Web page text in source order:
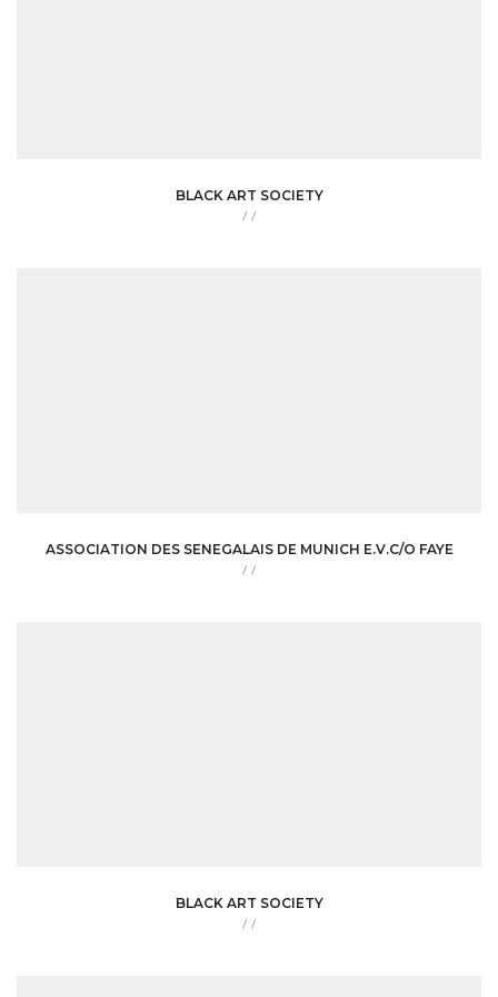
BLACK ART SOCIETY
/ /
ASSOCIATION DES SENEGALAIS DE MUNICH E.V.C/O FAYE
/ /
BLACK ART SOCIETY
/ /